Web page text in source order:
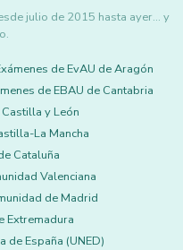
julio de 2015 hasta ayer... y
de EvAU de Aragón
de EBAU de Cantabria
y León
La Mancha
Cataluña
Valenciana
de Madrid
Extremadura
de España (UNED)